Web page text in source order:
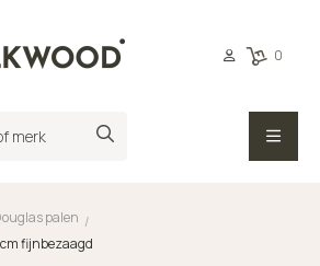
0
palen /
cm fijnbezaagd